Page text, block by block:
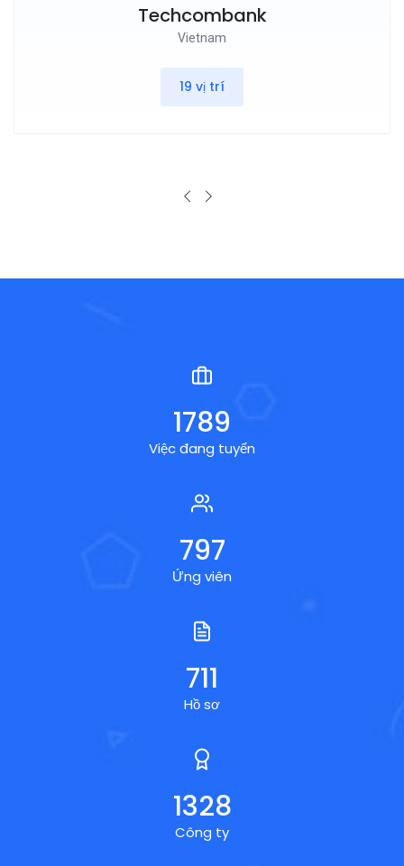
Techcombank
Vietnam
19 vị trí
2164
Việc đang tuyển
970
Ứng viên
864
Hồ sơ
1615
Công ty